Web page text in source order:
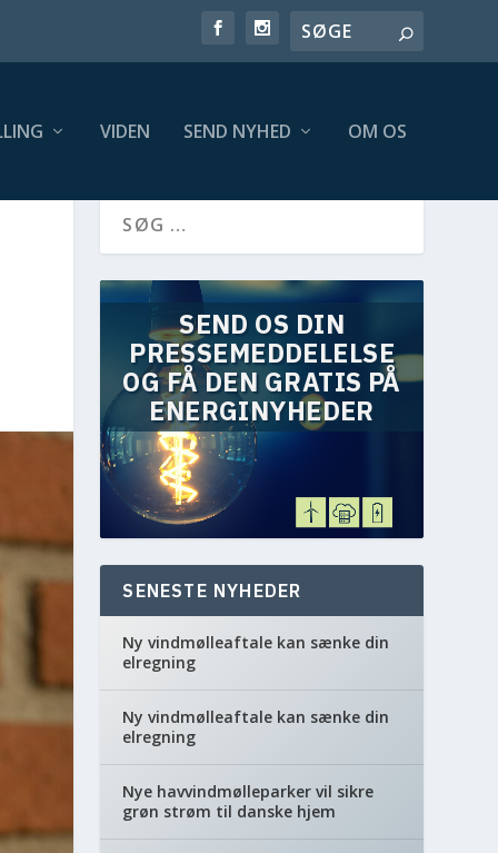
VIDEN SEND NYHED OM OS
SEND OS DIN
PRESSEMEDDELELSE
OG FÅ DEN GRATIS PÅ
ENERGINYHEDER
SENESTE NYHEDER
Ny vindmølleaftale kan sænke din
elregning
Ny vindmølleaftale kan sænke din
elregning
Nye havvindmølleparker vil sikre
grøn strøm til danske hjem